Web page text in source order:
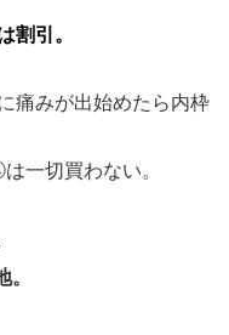
割引。
痛みが出始めたら内枠
一切買わない。